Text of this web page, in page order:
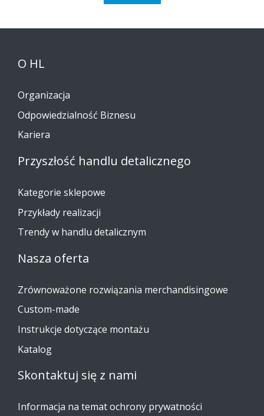
O HL
Organizacja
Odpowiedzialność Biznesu
Kariera
Przyszłość handlu detalicznego
Kategorie sklepowe
Przykłady realizacji
Trendy w handlu detalicznym
Nasza oferta
Zrównoważone rozwiązania merchandisingowe
Custom-made
Instrukcje dotyczące montażu
Katalog
Skontaktuj się z nami
Informacja na temat ochrony prywatności